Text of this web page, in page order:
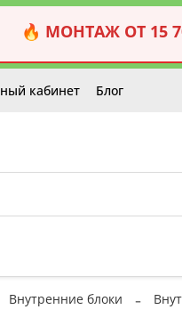
🔥 МОНТАЖ ОТ 15
кабинет Блог
Внутренние блоки